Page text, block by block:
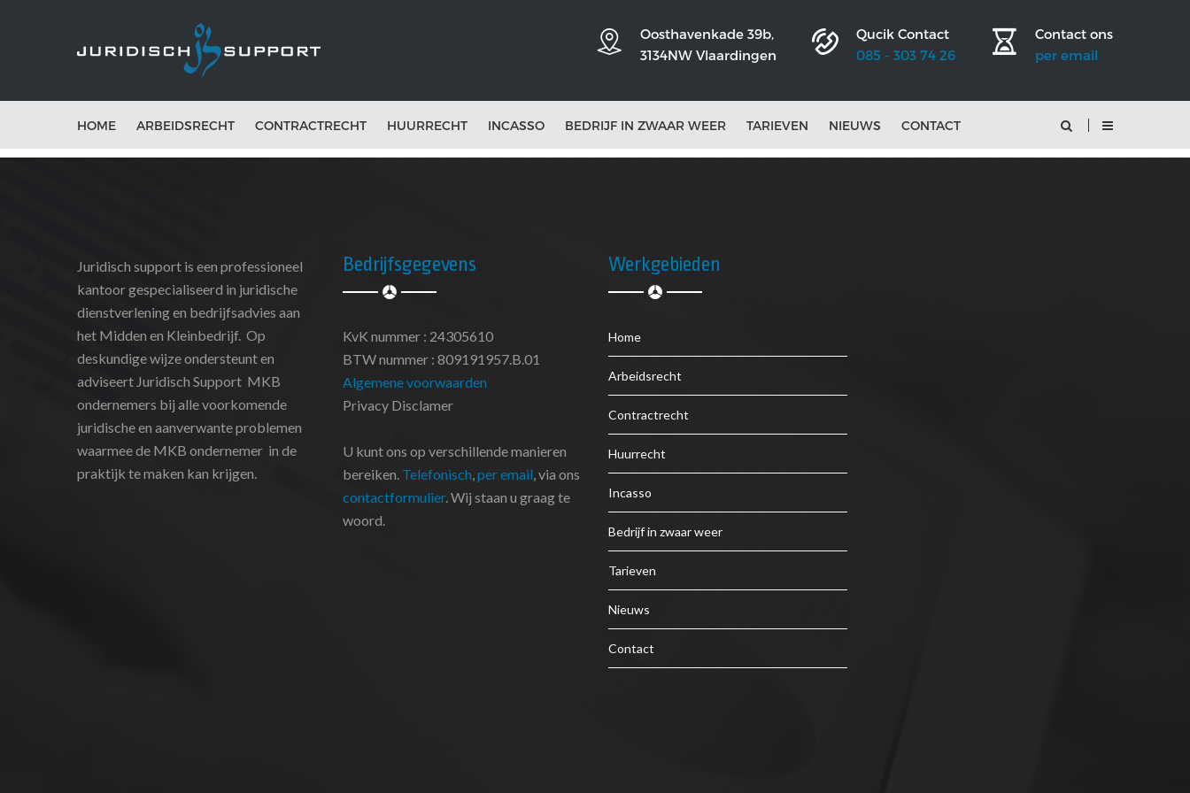
Oosthavenkade 39b,
3134NW Vlaardingen
Qucik Contact
085 - 303 74 26
Contact ons
per email
HOME ARBEIDSRECHT CONTRACTRECHT HUURRECHT INCASSO BEDRIJF IN ZWAAR WEER TARIEVEN NIEUWS CONTACT
Juridisch support is een professioneel
kantoor gespecialiseerd in juridische
dienstverlening en bedrijfsadvies aan
het Midden en Kleinbedrijf. Op
deskundige wijze ondersteunt en
adviseert Juridisch Support MKB
ondernemers bij alle voorkomende
juridische en aanverwante problemen
waarmee de MKB ondernemer in de
praktijk te maken kan krijgen.
Bedrijfsgegevens
KvK nummer : 24305610
BTW nummer : 809191957.B.01
Algemene voorwaarden
Privacy Disclamer
U kunt ons op verschillende manieren
bereiken. Telefonisch,per email, via ons
contactformulier. Wij staan u graag te
woord.
Werkgebieden
Home
Arbeidsrecht
Contractrecht
Huurrecht
Incasso
Bedrijf in zwaar weer
Tarieven
Nieuws
Contact